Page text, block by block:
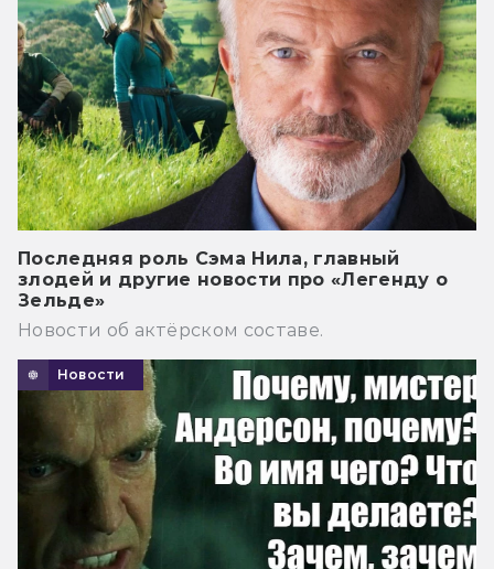
Последняя роль Сэма Нила, главный
злодей и другие новости про «Легенду о
Зельде»
Новости об актёрском составе.
Новости